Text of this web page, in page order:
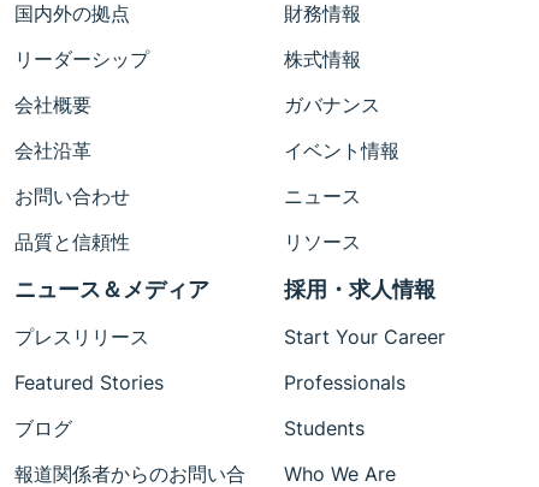
国内外の拠点
リーダーシップ
会社概要
会社沿革
お問い合わせ
品質と信頼性
財務情報
株式情報
ガバナンス
イベント情報
ニュース
リソース
ニュース＆メディア
プレスリリース
Featured Stories
ブログ
報道関係者からのお問い合
採用・求人情報
Start Your Career
Professionals
Students
Who We Are